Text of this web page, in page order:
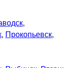
,
, Прокопьевск,